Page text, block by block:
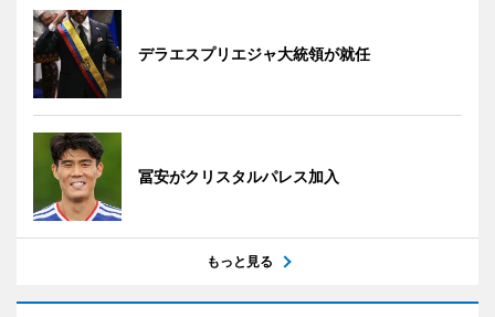
デラエスプリエジャ大統領が就任
冨安がクリスタルパレス加入
もっと見る